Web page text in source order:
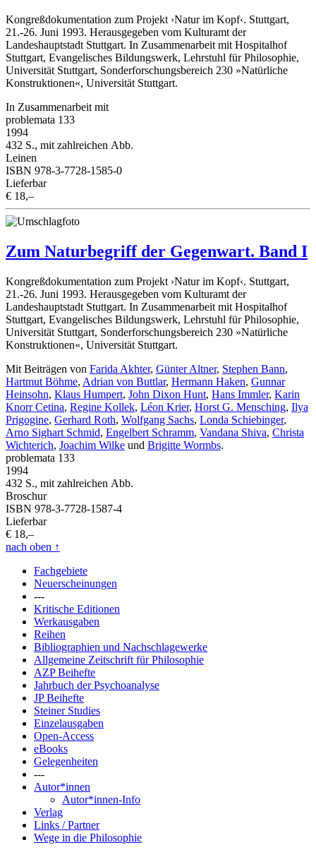
Kongreßdokumentation zum Projekt ›Natur im Kopf‹. Stuttgart,
21.-26. Juni 1993. Herausgegeben vom Kulturamt der
Landeshauptstadt Stuttgart. In Zusammenarbeit mit Hospitalhof
Stuttgart, Evangelisches Bildungswerk, Lehrstuhl für Philosophie,
Universität Stuttgart, Sonderforschungsbereich 230 »Natürliche
Konstruktionen«, Universität Stuttgart.
In Zusammenarbeit mit
problemata 133
1994
432 S., mit zahlreichen Abb.
Leinen
ISBN 978-3-7728-1585-0
Lieferbar
€ 18,–
Zum Naturbegriff der Gegenwart. Band I
Kongreßdokumentation zum Projekt ›Natur im Kopf‹. Stuttgart,
21.-26. Juni 1993. Herausgegeben vom Kulturamt der
Landeshauptstadt Stuttgart. In Zusammenarbeit mit Hospitalhof
Stuttgart, Evangelisches Bildungswerk, Lehrstuhl für Philosophie,
Universität Stuttgart, Sonderforschungsbereich 230 »Natürliche
Konstruktionen«, Universität Stuttgart.
Mit Beiträgen von Farida Akhter, Günter Altner, Stephen Bann,
Hartmut Böhme, Adrian von Buttlar, Hermann Haken, Gunnar
Heinsohn, Klaus Humpert, John Dixon Hunt, Hans Immler, Karin
Knorr Cetina, Regine Kollek, Léon Krier, Horst G. Mensching, Ilya
Prigogine, Gerhard Roth, Wolfgang Sachs, Londa Schiebinger,
Arno Sighart Schmid, Engelbert Schramm, Vandana Shiva, Christa
Wichterich, Joachim Wilke und Brigitte Wormbs.
problemata 133
1994
432 S., mit zahlreichen Abb.
Broschur
ISBN 978-3-7728-1587-4
Lieferbar
€ 18,–
nach oben ↑
Fachgebiete
Neuerscheinungen
---
Kritische Editionen
Werkausgaben
Reihen
Bibliographien und Nachschlagewerke
Allgemeine Zeitschrift für Philosophie
AZP Beihefte
Jahrbuch der Psychoanalyse
JP Beihefte
Steiner Studies
Einzelausgaben
Open-Access
eBooks
Gelegenheiten
---
Autor*innen
Autor*innen-Info
Verlag
Links / Partner
Wege in die Philosophie